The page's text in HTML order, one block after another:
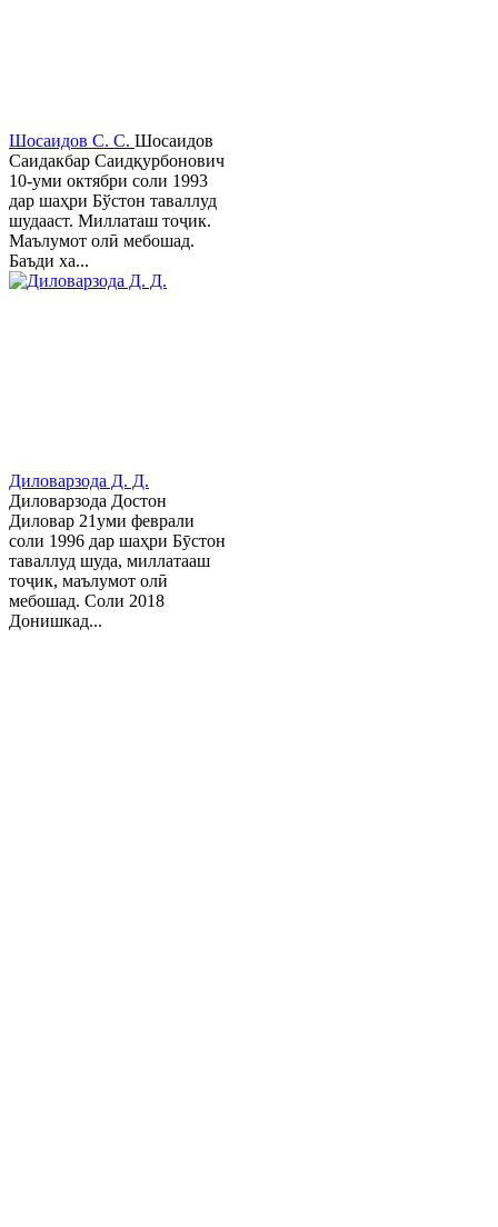
Шосаидов С. С. Шосаидов
Саидакбар Саидқурбонович
10-уми октябри соли 1993
дар шаҳри Бўстон таваллуд
шудааст. Миллаташ тоҷик.
Маълумот олӣ мебошад.
Баъди ха...
Диловарзода Д. Д.
Диловарзода Достон
Диловар 21уми феврали
соли 1996 дар шаҳри Бӯстон
таваллуд шуда, миллатааш
тоҷик, маълумот олӣ
мебошад. Соли 2018
Донишкад...